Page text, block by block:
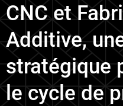
CNC et
Additive,
stratégique
le cycle de